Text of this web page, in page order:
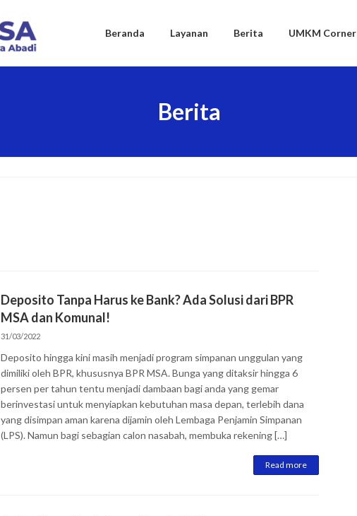
Beranda Layanan Berita UMKM Corner
Berita
Deposito Tanpa Harus ke Bank? Ada Solusi dari BPR
MSA dan Komunal!
31/03/2022
Deposito hingga kini masih menjadi program simpanan unggulan yang
dimiliki oleh BPR, khususnya BPR MSA. Bunga yang ditaksir hingga 6
persen per tahun tentu menjadi dambaan bagi anda yang gemar
berinvestasi untuk menyiapkan kebutuhan masa depan, terlebih dana
yang disimpan aman karena dijamin oleh Lembaga Penjamin Simpanan
(LPS). Namun bagi sebagian calon nasabah, membuka rekening […]
Read more